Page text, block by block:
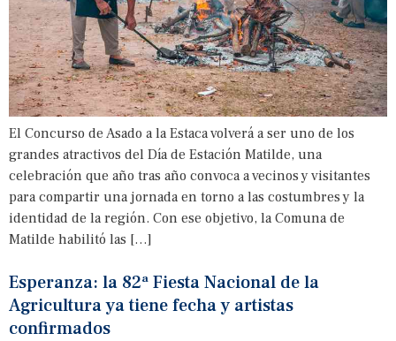
El Concurso de Asado a la Estaca volverá a ser uno de los
grandes atractivos del Día de Estación Matilde, una
celebración que año tras año convoca a vecinos y visitantes
para compartir una jornada en torno a las costumbres y la
identidad de la región. Con ese objetivo, la Comuna de
Matilde habilitó las […]
Esperanza: la 82ª Fiesta Nacional de la
Agricultura ya tiene fecha y artistas
confirmados